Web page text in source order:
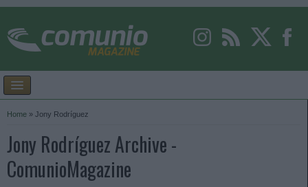
Home » Jony Rodríguez
Jony Rodríguez Archive -
ComunioMagazine